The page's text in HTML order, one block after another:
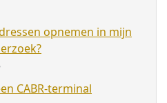
opnemen in mijn
CABR-terminal